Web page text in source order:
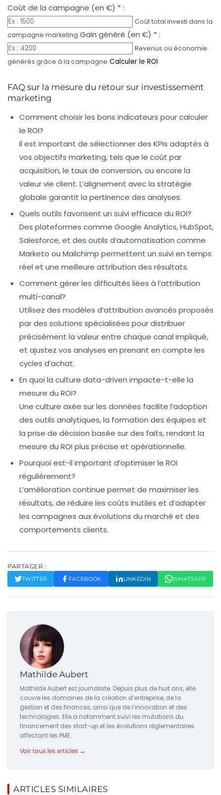
Coût de la campagne (en €) * :
Coût total investi dans la
campagne marketing Gain généré (en €) * :
Revenus ou économie
générés grâce à la campagne Calculer le ROI
FAQ sur la mesure du retour sur investissement
marketing
Comment choisir les bons indicateurs pour calculer
le ROI?
Il est important de sélectionner des KPIs adaptés à
vos objectifs marketing, tels que le coût par
acquisition, le taux de conversion, ou encore la
valeur vie client. L’alignement avec la stratégie
globale garantit la pertinence des analyses.
Quels outils favorisent un suivi efficace du ROI?
Des plateformes comme Google Analytics, HubSpot,
Salesforce, et des outils d’automatisation comme
Marketo ou Mailchimp permettent un suivi en temps
réel et une meilleure attribution des résultats.
Comment gérer les difficultés liées à l’attribution
multi-canal?
Utilisez des modèles d’attribution avancés proposés
par des solutions spécialisées pour distribuer
précisément la valeur entre chaque canal impliqué,
et ajustez vos analyses en prenant en compte les
cycles d’achat.
En quoi la culture data-driven impacte-t-elle la
mesure du ROI?
Une culture axée sur les données facilite l’adoption
des outils analytiques, la formation des équipes et
la prise de décision basée sur des faits, rendant la
mesure du ROI plus précise et opérationnelle.
Pourquoi est-il important d’optimiser le ROI
régulièrement?
L’amélioration continue permet de maximiser les
résultats, de réduire les coûts inutiles et d’adapter
les campagnes aux évolutions du marché et des
comportements clients.
PARTAGER :
TWITTER FACEBOOK LINKEDIN WHATSAPP
Mathilde Aubert
Mathilde Aubert est journaliste. Depuis plus de huit ans, elle
couvre les domaines de la création d’entreprise, de la
gestion et des finances, ainsi que de l’innovation et des
technologies. Elle a notamment suivi les mutations du
financement des start-up et les évolutions réglementaires
affectant les PME.
Voir tous les articles →
ARTICLES SIMILAIRES